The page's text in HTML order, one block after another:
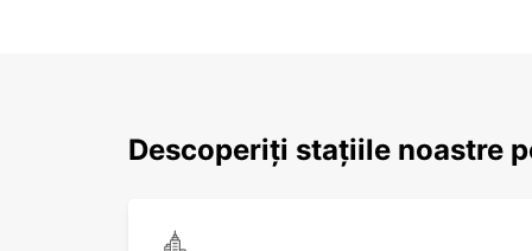
Descoperiți stațiile noastre